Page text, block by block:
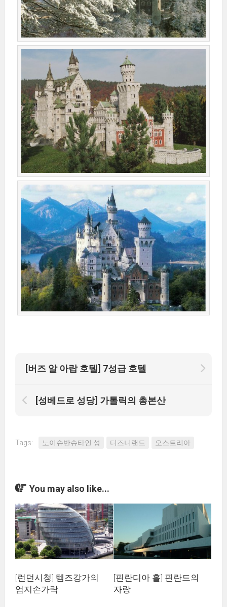
[버즈 알 아랍 호텔] 7성급 호텔
[성베드로 성당] 가톨릭의 총본산
Tags: 노이슈반슈타인 성 디즈니랜드 오스트리아
You may also like...
[런던시청] 템즈강가의
엄지손가락
[핀란디아 홀] 핀란드의
자랑